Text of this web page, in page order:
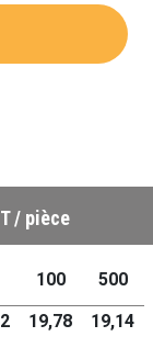
/ pièce
100 500
19,78 19,14